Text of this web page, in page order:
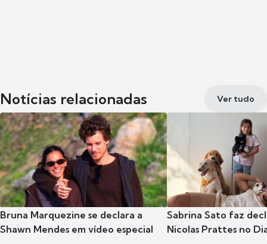
Notícias relacionadas Ver tudo
Bruna Marquezine se declara a
Shawn Mendes em vídeo especial
Sabrina Sato faz
Nicolas Prattes no